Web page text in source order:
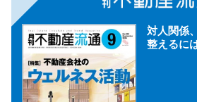
対人関係
整えるに